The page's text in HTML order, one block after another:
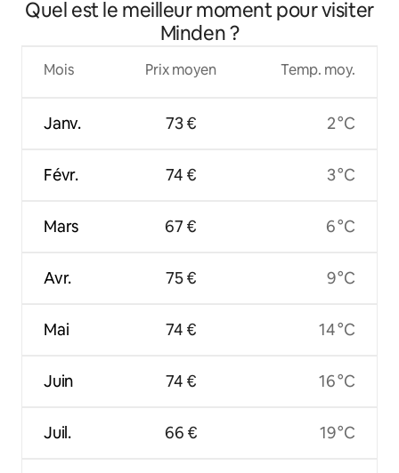
Quel est le meilleur moment pour visiter
Minden ?
Mois
Janv.
Févr.
Mars
Avr.
Mai
Juin
Juil.
Prix moyen
73 €
74 €
67 €
75 €
74 €
74 €
66 €
Temp. moy.
2 °C
3 °C
6 °C
9 °C
14 °C
16 °C
19 °C